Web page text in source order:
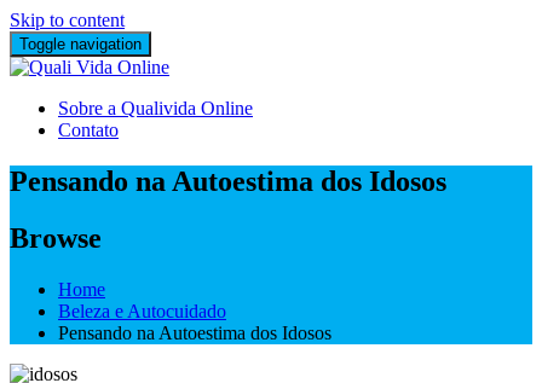
Skip to content
Toggle navigation
Sobre a Qualivida Online
Contato
Pensando na Autoestima dos Idosos
Browse
Home
Beleza e Autocuidado
Pensando na Autoestima dos Idosos